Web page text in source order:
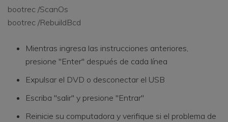
bootrec /ScanOs
bootrec /RebuildBcd
Mientras ingresa las instrucciones anteriores,
presione "Enter" después de cada línea
Expulsar el DVD o desconectar el USB
Escriba "salir" y presione "Entrar"
Reinicie su computadora y verifique si el problema de